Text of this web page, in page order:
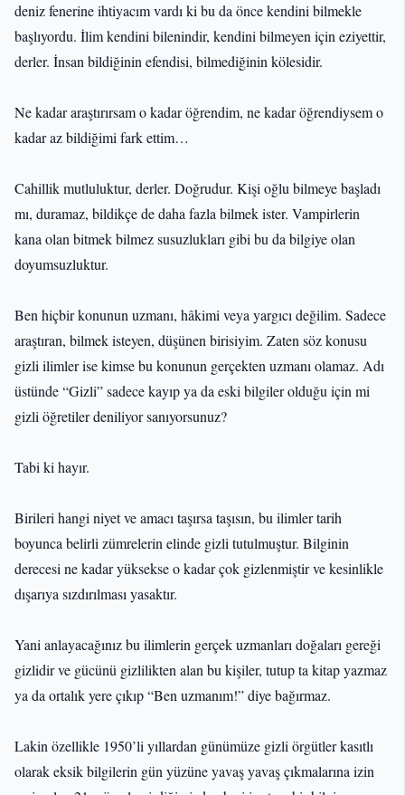
deniz fenerine ihtiyacım vardı ki bu da önce kendini bilmekle
başlıyordu. İlim kendini bilenindir, kendini bilmeyen için eziyettir,
derler. İnsan bildiğinin efendisi, bilmediğinin kölesidir.
Ne kadar araştırırsam o kadar öğrendim, ne kadar öğrendiysem o
kadar az bildiğimi fark ettim…
Cahillik mutluluktur, derler. Doğrudur. Kişi oğlu bilmeye başladı
mı, duramaz, bildikçe de daha fazla bilmek ister. Vampirlerin
kana olan bitmek bilmez susuzlukları gibi bu da bilgiye olan
doyumsuzluktur.
Ben hiçbir konunun uzmanı, hâkimi veya yargıcı değilim. Sadece
araştıran, bilmek isteyen, düşünen birisiyim. Zaten söz konusu
gizli ilimler ise kimse bu konunun gerçekten uzmanı olamaz. Adı
üstünde “Gizli” sadece kayıp ya da eski bilgiler olduğu için mi
gizli öğretiler deniliyor sanıyorsunuz?
Tabi ki hayır.
Birileri hangi niyet ve amacı taşırsa taşısın, bu ilimler tarih
boyunca belirli zümrelerin elinde gizli tutulmuştur. Bilginin
derecesi ne kadar yüksekse o kadar çok gizlenmiştir ve kesinlikle
dışarıya sızdırılması yasaktır.
Yani anlayacağınız bu ilimlerin gerçek uzmanları doğaları gereği
gizlidir ve gücünü gizlilikten alan bu kişiler, tutup ta kitap yazmaz
ya da ortalık yere çıkıp “Ben uzmanım!” diye bağırmaz.
Lakin özellikle 1950’li yıllardan günümüze gizli örgütler kasıtlı
olarak eksik bilgilerin gün yüzüne yavaş yavaş çıkmalarına izin